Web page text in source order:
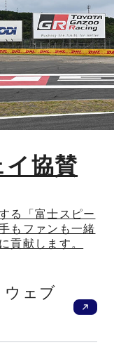
イ協賛
る「富士スピー
もファンも一緒
貢献します。
ウェブ